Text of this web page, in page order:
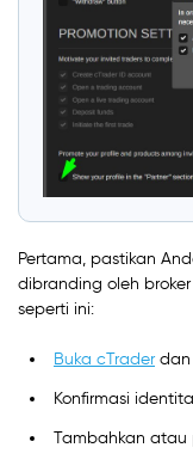
Pertama, pastikan
dibranding oleh
seperti ini:
Buka cTraderdan
Konfirmasi
Tambahkan atau